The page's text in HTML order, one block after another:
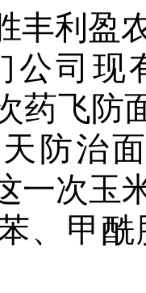
丰利盈
公司
药飞防
防治
一次玉
、甲